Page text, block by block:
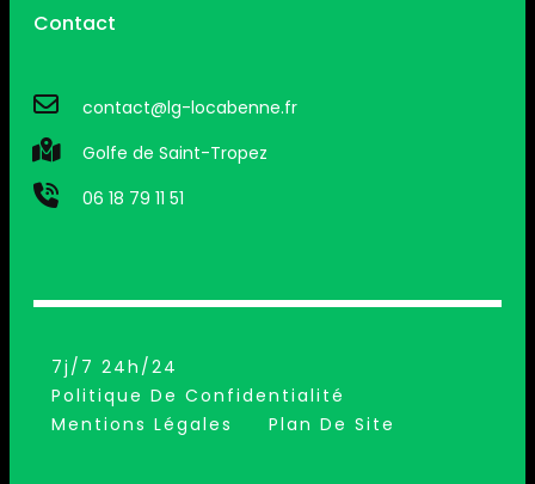
Contact
contact@lg-locabenne.fr
Golfe de Saint-Tropez
06 18 79 11 51
7j/7 24h/24
Politique De Confidentialité
Mentions Légales
Plan De Site